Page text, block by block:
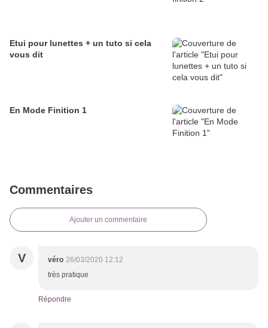
Etui pour lunettes + un tuto si cela
vous dit
En Mode Finition 1
Commentaires
Ajouter un commentaire
V véro 26/03/2020 12:12
très pratique
Répondre